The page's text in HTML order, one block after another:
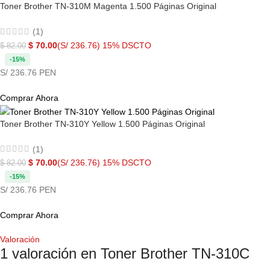
Toner Brother TN-310M Magenta 1.500 Páginas Original
(1)
$82.00 $ 70.00(S/ 236.76) 15% DSCTO
-15%
S/ 236.76 PEN
Comprar Ahora
Toner Brother TN-310Y Yellow 1.500 Páginas Original
(1)
$82.00 $ 70.00(S/ 236.76) 15% DSCTO
-15%
S/ 236.76 PEN
Comprar Ahora
Valoración
1 valoración en Toner Brother TN-310C